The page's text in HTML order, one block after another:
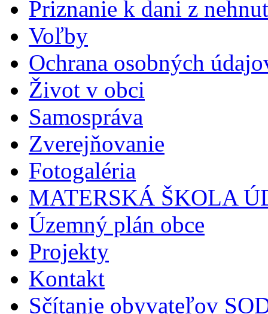
Priznanie k dani z
Voľby
Ochrana osobných
Život v obci
Samospráva
Zverejňovanie
Fotogaléria
MATERSKÁ ŠKOLA
Územný plán obce
Projekty
Kontakt
Sčítanie obyvateľov